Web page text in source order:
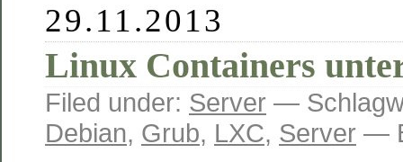
29.11.2013
Linux Containers
Filed under: Server —
Debian, Grub, LXC, Server —